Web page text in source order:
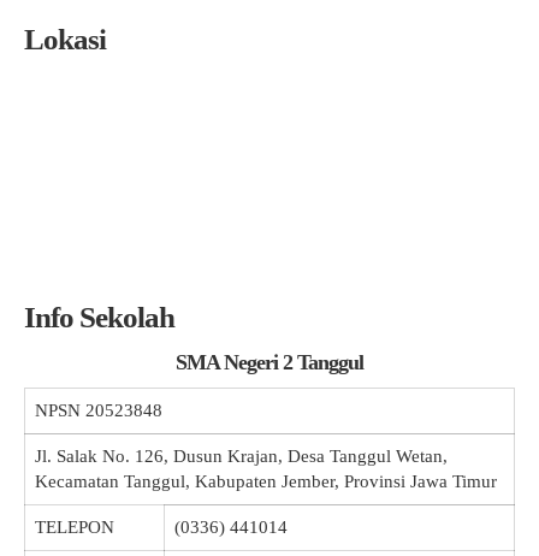
Lokasi
Info Sekolah
SMA Negeri 2 Tanggul
NPSN 20523848
Jl. Salak No. 126, Dusun Krajan, Desa Tanggul Wetan,
Kecamatan Tanggul, Kabupaten Jember, Provinsi Jawa Timur
TELEPON (0336) 441014